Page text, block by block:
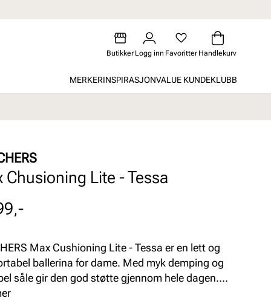
Butikker Logg inn Favoritter Handlekurv
MERKERINSPIRASJONVALUE KUNDEKLUBB
Chusioning Lite - Tessa
Max Cushioning Lite - Tessa er en lett og
ballerina for dame. Med myk demping og
såle gir den god støtte gjennom hele dagen.
for deg som ønsker en sporty og stilren sko med